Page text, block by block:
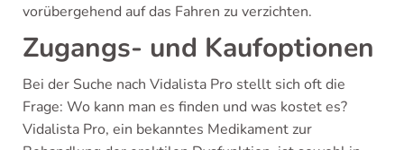
vorübergehend auf das Fahren zu verzichten.
Zugangs- und Kaufoptionen
Bei der Suche nach Vidalista Pro stellt sich oft die
Frage: Wo kann man es finden und was kostet es?
Vidalista Pro, ein bekanntes Medikament zur